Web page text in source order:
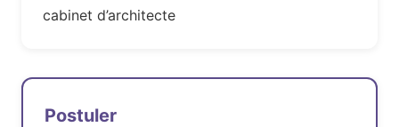
cabinet d’architecte
Postuler